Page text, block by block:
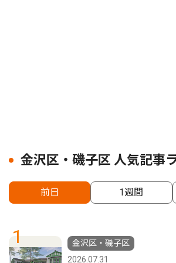
金沢区・磯子区 人気記事
前日 1週間
1
金沢区・磯子区
2026.07.31